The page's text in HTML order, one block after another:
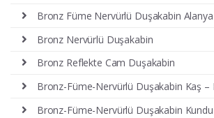
Bronz Füme Nervürlü Duşakabin Alanya
Bronz Nervürlü Duşakabin
Bronz Reflekte Cam Duşakabin
Bronz-Füme-Nervürlü Duşakabin Kaş –
Bronz-Füme-Nervürlü Duşakabin